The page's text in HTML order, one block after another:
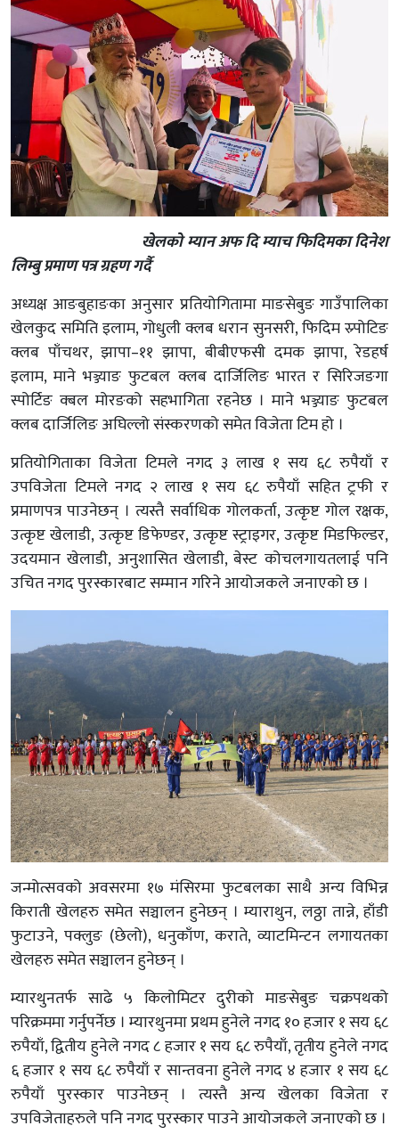
खेलको म्यान अफ दि म्याच फिदिमका दिनेश
लिम्बु प्रमाण पत्र ग्रहण गर्दै
अध्यक्ष आङबुहाङका अनुसार प्रतियोगितामा माङसेबुङ गाउँपालिका
खेलकुद समिति इलाम, गोधुली क्लब धरान सुनसरी, फिदिम स्र्पोटिङ
क्लब पाँचथर, झापा–११ झापा, बीबीएफसी दमक झापा, रेडहर्ष
इलाम, माने भञ्ज्याङ फुटबल क्लब दार्जिलिङ भारत र सिरिजङगा
स्पोर्टिङ क्बल मोरङको सहभागिता रहनेछ । माने भञ्ज्याङ फुटबल
क्लब दार्जिलिङ अघिल्लो संस्करणको समेत विजेता टिम हो ।
प्रतियोगिताका विजेता टिमले नगद ३ लाख १ सय ६८ रुपैयाँ र
उपविजेता टिमले नगद २ लाख १ सय ६८ रुपैयाँ सहित ट्रफी र
प्रमाणपत्र पाउनेछन् । त्यस्तै सर्वाधिक गोलकर्ता, उत्कृष्ट गोल रक्षक,
उत्कृष्ट खेलाडी, उत्कृष्ट डिफेण्डर, उत्कृष्ट स्ट्राइगर, उत्कृष्ट मिडफिल्डर,
उदयमान खेलाडी, अनुशासित खेलाडी, बेस्ट कोचलगायतलाई पनि
उचित नगद पुरस्कारबाट सम्मान गरिने आयोजकले जनाएको छ ।
जन्मोत्सवको अवसरमा १७ मंसिरमा फुटबलका साथै अन्य विभिन्न
किराती खेलहरु समेत सञ्चालन हुनेछन् । म्याराथुन, लठ्ठा तान्ने, हाँडी
फुटाउने, पक्लुङ (छेलो), धनुकाँण, कराते, व्याटमिन्टन लगायतका
खेलहरु समेत सञ्चालन हुनेछन् ।
म्यारथुनतर्फ साढे ५ किलोमिटर दुरीको माङसेबुङ चक्रपथको
परिक्रममा गर्नुपर्नेछ । म्यारथुनमा प्रथम हुनेले नगद १० हजार १ सय ६८
रुपैयाँ, द्वितीय हुनेले नगद ८ हजार १ सय ६८ रुपैयाँ, तृतीय हुनेले नगद
६ हजार १ सय ६८ रुपैयाँ र सान्तवना हुनेले नगद ४ हजार १ सय ६८
रुपैयाँ पुरस्कार पाउनेछन् । त्यस्तै अन्य खेलका विजेता र
उपविजेताहरुले पनि नगद पुरस्कार पाउने आयोजकले जनाएको छ ।